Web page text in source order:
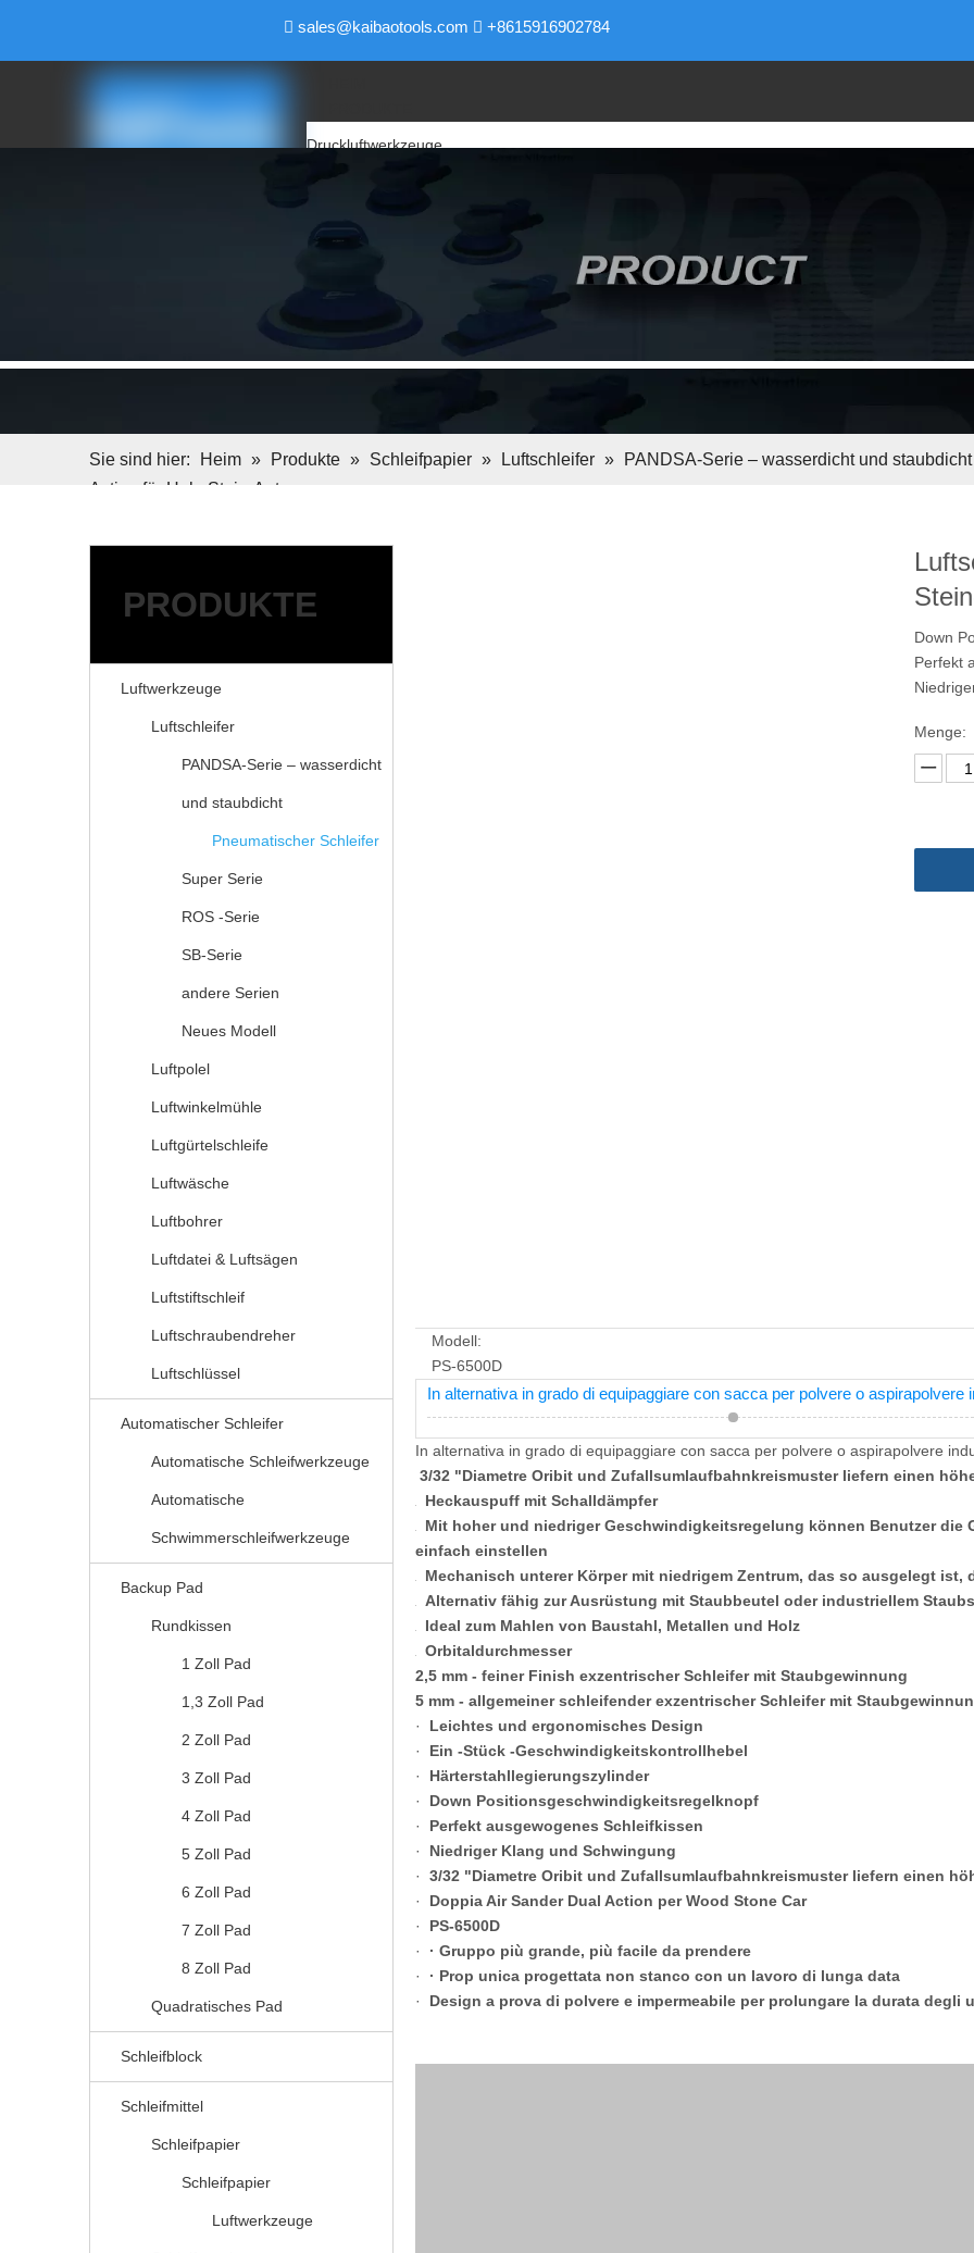
 sales@kaibaotools.com  +8615916902784
Druckluftwerkzeuge
Luftbandschleifer
Luftschleifer
Luftbohrer
Air Pencil Grinder
Luftfeile & Luftsägen
Luftschraubendreher
Elektrische Werkzeuge
Schleifblock
Service
Herunterladen
Sie sind hier: Heim » Produkte » Schleifpapier » Luftschleifer » PANDSA-Serie – wasserdicht und staubdicht
Action für Holz-Stein-Autos
PRODUKTE
Luftwerkzeuge
Luftschleifer
PANDSA-Serie – wasserdicht
und staubdicht
Pneumatischer Schleifer
Super Serie
ROS -Serie
SB-Serie
andere Serien
Neues Modell
Luftpolel
Luftwinkelmühle
Luftgürtelschleife
Luftwäsche
Luftbohrer
Luftdatei & Luftsägen
Luftstiftschleif
Luftschraubendreher
Luftschlüssel
Automatischer Schleifer
Automatische Schleifwerkzeuge
Automatische
Schwimmerschleifwerkzeuge
Backup Pad
Rundkissen
1 Zoll Pad
1,3 Zoll Pad
2 Zoll Pad
3 Zoll Pad
4 Zoll Pad
5 Zoll Pad
6 Zoll Pad
7 Zoll Pad
8 Zoll Pad
Quadratisches Pad
Schleifblock
Schleifmittel
Schleifpapier
Schleifpapier
Luftwerkzeuge
Down
Perfekt
Menge:
Modell:
PS-6500D
In alternativa in grado di equipaggiare con sacca per polvere o aspirapolvere
In alternativa in grado di equipaggiare con sacca per polvere o aspirapolvere
3/32 "Diametre Oribit und Zufallsumlaufbahnkreismuster liefern einen
Heckauspuff mit Schalldämpfer
Mit hoher und niedriger Geschwindigkeitsregelung können Benutzer die
einfach einstellen
Mechanisch unterer Körper mit niedrigem Zentrum, das so ausgelegt
Alternativ fähig zur Ausrüstung mit Staubbeutel oder industriellem
Ideal zum Mahlen von Baustahl, Metallen und Holz
Orbitaldurchmesser
2,5 mm - feiner Finish exzentrischer Schleifer mit Staubgewinnung
5 mm - allgemeiner schleifender exzentrischer Schleifer mit
· Leichtes und ergonomisches Design
· Ein -Stück -Geschwindigkeitskontrollhebel
· Härterstahllegierungszylinder
· Down Positionsgeschwindigkeitsregelknopf
· Perfekt ausgewogenes Schleifkissen
· Niedriger Klang und Schwingung
· 3/32 "Diametre Oribit und Zufallsumlaufbahnkreismuster liefern einen
· Doppia Air Sander Dual Action per Wood Stone Car
· PS-6500D
· · Gruppo più grande, più facile da prendere
· · Prop unica progettata non stanco con un lavoro di lunga data
· Design a prova di polvere e impermeabile per prolungare la durata degli